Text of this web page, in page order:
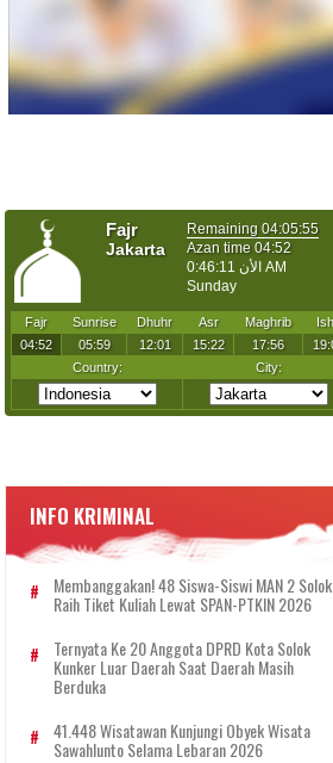
INFO KRIMINAL
Membanggakan! 48 Siswa-Siswi MAN 2 Solok
Raih Tiket Kuliah Lewat SPAN-PTKIN 2026
Ternyata Ke 20 Anggota DPRD Kota Solok
Kunker Luar Daerah Saat Daerah Masih
Berduka
41.448 Wisatawan Kunjungi Obyek Wisata
Sawahlunto Selama Lebaran 2026